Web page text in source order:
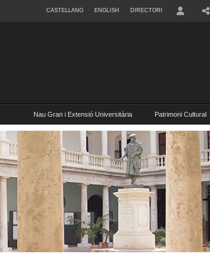
CASTELLANO ENGLISH DIRECTORI
Nau Gran i Extensió Universitària Patrimoni Cultural